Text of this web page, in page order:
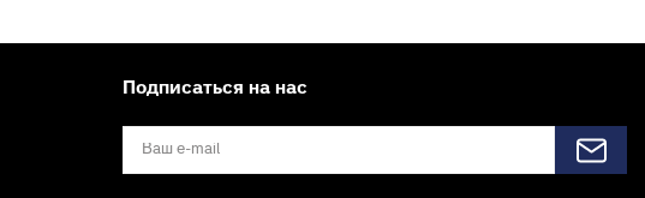
Подписаться на нас